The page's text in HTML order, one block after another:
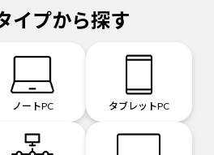
イプから探す
ノートPC タブレットPC